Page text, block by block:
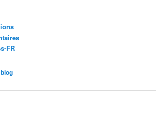
FR